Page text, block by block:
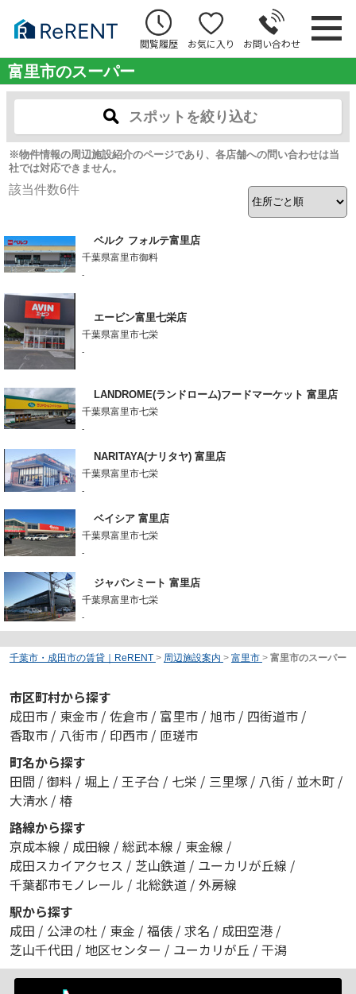
閲覧履歴 お気に入り お問い合わせ
富里市のスーパー
スポットを絞り込む
※物件情報の周辺施設紹介のページであり、各店舗への問い合わせは当
社では対応できません。
該当件数6件
ベルク フォルテ富里店
千葉県富里市御料
-
エービン富里七栄店
千葉県富里市七栄
-
LANDROME(ランドローム)フードマーケット 富里店
千葉県富里市七栄
-
NARITAYA(ナリタヤ) 富里店
千葉県富里市七栄
-
ベイシア 富里店
千葉県富里市七栄
-
ジャパンミート 富里店
千葉県富里市七栄
-
千葉市・成田市の賃貸｜ReRENT > 周辺施設案内 > 富里市 > 富里市のスーパー
市区町村から探す
成田市 / 東金市 / 佐倉市 / 富里市 / 旭市 / 四街道市 /
香取市 / 八街市 / 印西市 / 匝瑳市
町名から探す
田間 / 御料 / 堀上 / 王子台 / 七栄 / 三里塚 / 八街 / 並木町 /
大清水 / 椿
路線から探す
京成本線 / 成田線 / 総武本線 / 東金線 /
成田スカイアクセス / 芝山鉄道 / ユーカリが丘線 /
千葉都市モノレール / 北総鉄道 / 外房線
駅から探す
成田 / 公津の杜 / 東金 / 福俵 / 求名 / 成田空港 /
芝山千代田 / 地区センター / ユーカリが丘 / 干潟